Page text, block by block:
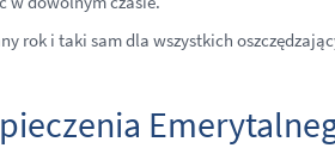
rok i taki sam dla wszystkich